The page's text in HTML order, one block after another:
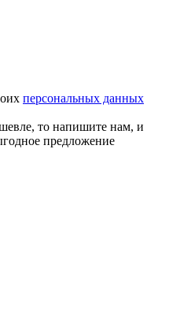
персональных данных
то напишите нам, и
предложение